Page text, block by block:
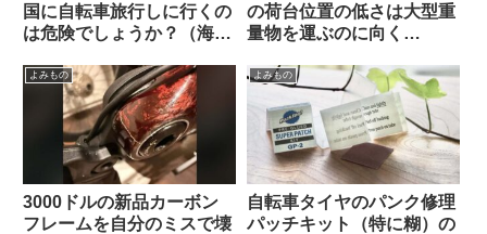
国に自転車旅行しに行くの
は危険でしょうか？（海外
の荷台位置の低さは大型重
量物を運ぶのに向く
ク運んでみた
よみもの
3000ドルの新品カーボン
フレームを自分のミスで壊
よみもの
自転車タイヤのパンク修理
パッチキット（特に糊）の